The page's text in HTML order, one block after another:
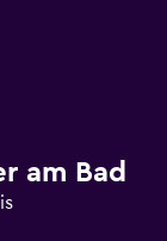
am Bad